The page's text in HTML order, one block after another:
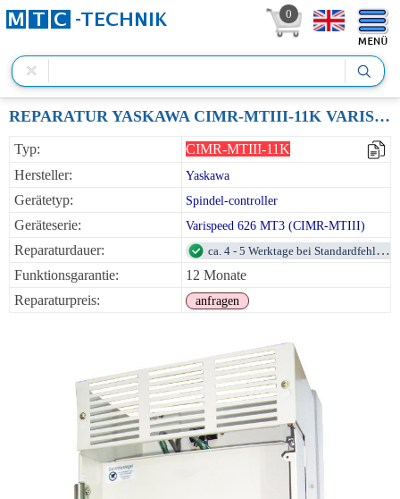
0
REPARATUR YASKAWA CIMR-MTIII-11K VARISPEED VS626MT3 200VAC 11KW
Typ:
CIMR-MTIII-11K
Hersteller:
Yaskawa
Gerätetyp: Spindel-controller
Geräteserie: Varispeed 626 MT3 (CIMR-MTIII)
Reparaturdauer:
ca. 4 - 5 Werktage bei Standardfehlern
Funktionsgarantie:
12 Monate
Reparaturpreis:
anfragen